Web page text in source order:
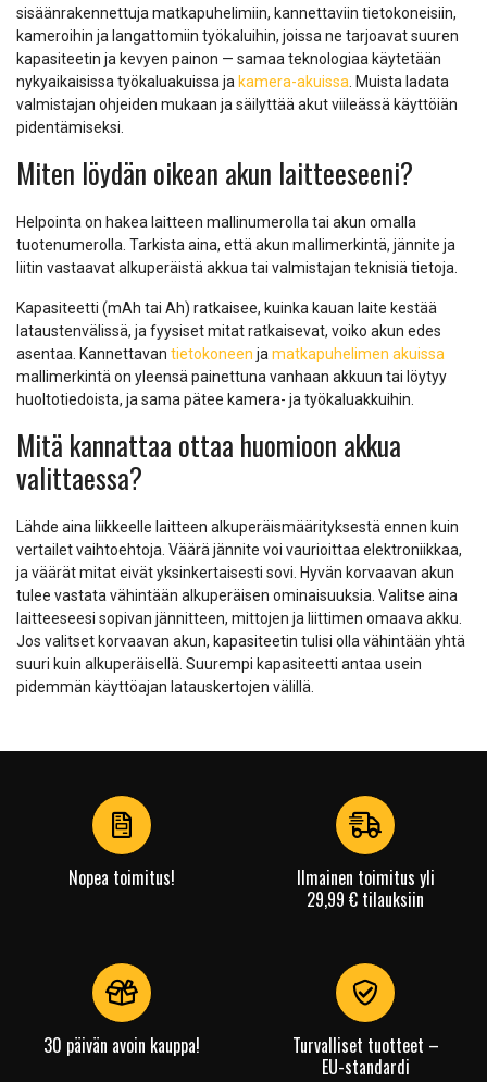
sisäänrakennettuja matkapuhelimiin, kannettaviin tietokoneisiin,
kameroihin ja langattomiin työkaluihin, joissa ne tarjoavat suuren
kapasiteetin ja kevyen painon — samaa teknologiaa käytetään
nykyaikaisissa työkaluakuissa ja kamera-akuissa . Muista ladata
valmistajan ohjeiden mukaan ja säilyttää akut viileässä käyttöiän
pidentämiseksi.
Miten löydän oikean akun laitteeseeni?
Helpointa on hakea laitteen mallinumerolla tai akun omalla
tuotenumerolla. Tarkista aina, että akun mallimerkintä, jännite ja
liitin vastaavat alkuperäistä akkua tai valmistajan teknisiä tietoja.
Kapasiteetti (mAh tai Ah) ratkaisee, kuinka kauan laite kestää
lataustenvälissä, ja fyysiset mitat ratkaisevat, voiko akun edes
asentaa. Kannettavan tietokoneen ja matkapuhelimen akuissa
mallimerkintä on yleensä painettuna vanhaan akkuun tai löytyy
huoltotiedoista, ja sama pätee kamera- ja työkaluakkuihin.
Mitä kannattaa ottaa huomioon akkua
valittaessa?
Lähde aina liikkeelle laitteen alkuperäismäärityksestä ennen kuin
vertailet vaihtoehtoja. Väärä jännite voi vaurioittaa elektroniikkaa,
ja väärät mitat eivät yksinkertaisesti sovi. Hyvän korvaavan akun
tulee vastata vähintään alkuperäisen ominaisuuksia. Valitse aina
laitteeseesi sopivan jännitteen, mittojen ja liittimen omaava akku.
Jos valitset korvaavan akun, kapasiteetin tulisi olla vähintään yhtä
suuri kuin alkuperäisellä. Suurempi kapasiteetti antaa usein
pidemmän käyttöajan latauskertojen välillä.
Nopea toimitus!
Ilmainen toimitus yli
29,99 € tilauksiin
30 päivän avoin kauppa!
Turvalliset tuotteet –
EU-standardi